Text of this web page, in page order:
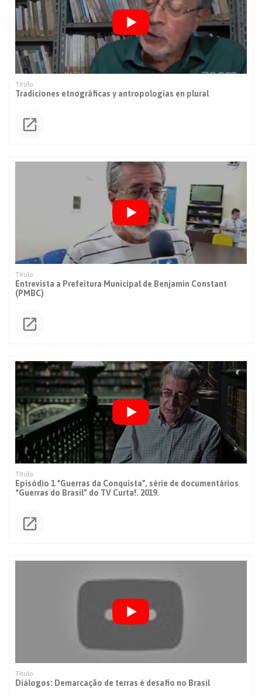
Tradiciones etnográficas y antropologías en plural
Entrevista a Prefeitura Municipal de Benjamin Constant
(PMBC)
Episódio 1 “Guerras da Conquista”, série de documentários
“Guerras do Brasil” do TV Curta!. 2019.
Diálogos: Demarcação de terras é desafio no Brasil